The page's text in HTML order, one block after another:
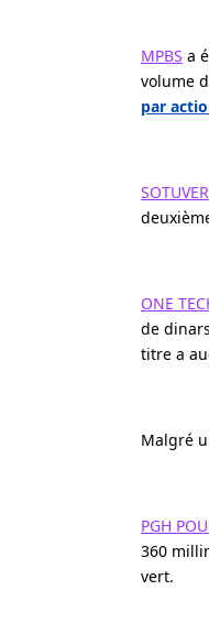
MPBS a
volume
par
SOTUVER
ONE
de
titre a
Malgré
PGH
360
vert.